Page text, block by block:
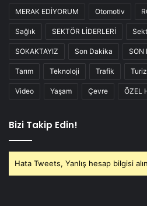
MERAK EDİYORUM Otomotiv
Sağlık SEKTÖR LİDERLERİ
SOKAKTAYIZ Son Dakika SON
Tarım Teknoloji Trafik
Video Yaşam Çevre ÖZEL
Bizi Takip Edin!
Hata Tweets, Yanlış hesap bilgisi